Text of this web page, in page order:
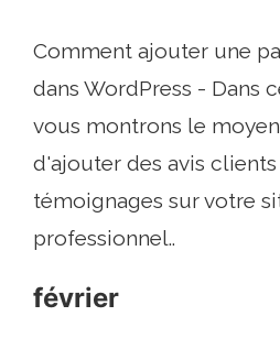
Comment ajouter une
dans WordPress - Dans
vous montrons le
d'ajouter des avis
témoignages sur votre
professionnel..
février